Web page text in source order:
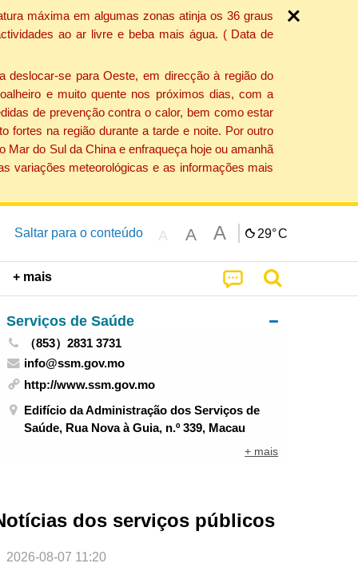
máxima em algumas zonas atinja os 36 graus
ao ar livre e beba mais água. ( Data de
deslocar-se para Oeste, em direcção à região do
e muito quente nos próximos dias, com a
de prevenção contra o calor, bem como estar
fortes na região durante a tarde e noite. Por outro
Mar do Sul da China e enfraqueça hoje ou amanhã
variações meteorológicas e as informações mais
Saltar para o conteúdo A A A 29°C
+ mais
Serviços de Saúde
（853）2831 3731
info@ssm.gov.mo
http://www.ssm.gov.mo
Edifício da Administração dos Serviços de
Saúde, Rua Nova à Guia, n.º 339, Macau
+ mais
dos serviços públicos
2026-08-07 11:20